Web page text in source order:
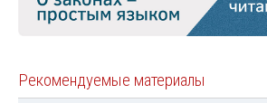
Рекомендуемые материалы